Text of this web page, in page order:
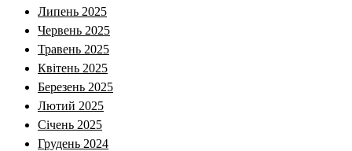
Липень 2025
Червень 2025
Травень 2025
Квітень 2025
Березень 2025
Лютий 2025
Січень 2025
Грудень 2024